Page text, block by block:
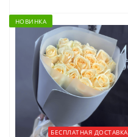
НОВИНКА
БЕСПЛАТНАЯ ДОСТАВКА